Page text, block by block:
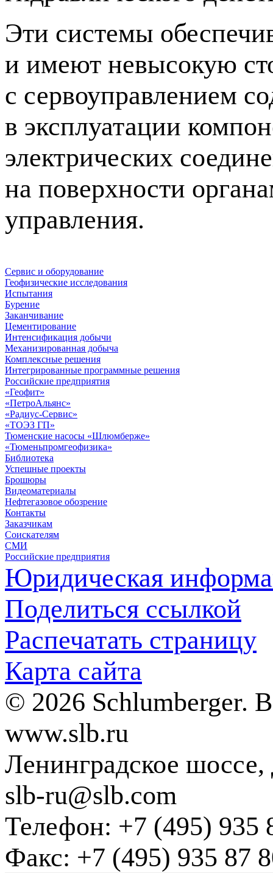
Эти системы
и имеют невысокую
с сервоуправлением
в эксплуатации
электрических
на поверхности
управления.
Сервис и оборудование
Геофизические исследования
Испытания
Бурение
Заканчивание
Цементирование
Интенсификация добычи
Механизированная добыча
Комплексные решения
Интегрированные программные решения
Российские предприятия
«Геофит»
«ПетроАльянс»
«Радиус-Сервис»
«ТОЭЗ ГП»
Тюменские насосы «Шлюмберже»
«Тюменьпромгеофизика»
Библиотека
Успешные проекты
Брошюры
Видеоматериалы
Нефтегазовое обозрение
Контакты
Заказчикам
Соискателям
СМИ
Российские предприятия
Юридическая
Поделиться ссылкой
Распечатать страницу
Карта сайта
© 2026 Schlumberger.
www.slb.ru
Ленинградское
slb-ru@slb.com
Телефон: +7 (495) 935
Факс: +7 (495) 935 87